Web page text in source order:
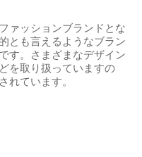
ァッションブランドとな
とも言えるようなブラン
す。さまざまなデザイン
を取り扱っていますの
れています。